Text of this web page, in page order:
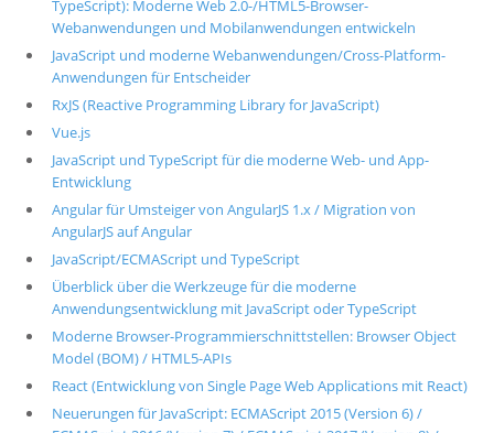
TypeScript): Moderne Web 2.0-/HTML5-Browser-
Webanwendungen und Mobilanwendungen entwickeln
JavaScript und moderne Webanwendungen/Cross-Platform-
Anwendungen für Entscheider
RxJS (Reactive Programming Library for JavaScript)
Vue.js
JavaScript und TypeScript für die moderne Web- und App-
Entwicklung
Angular für Umsteiger von AngularJS 1.x / Migration von
AngularJS auf Angular
JavaScript/ECMAScript und TypeScript
Überblick über die Werkzeuge für die moderne
Anwendungsentwicklung mit JavaScript oder TypeScript
Moderne Browser-Programmierschnittstellen: Browser Object
Model (BOM) / HTML5-APIs
React (Entwicklung von Single Page Web Applications mit React)
Neuerungen für JavaScript: ECMAScript 2015 (Version 6) /